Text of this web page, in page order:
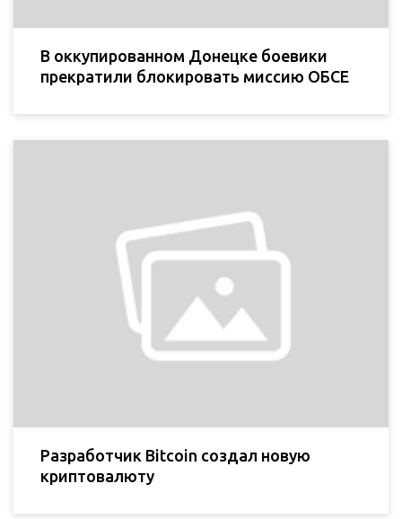
В оккупированном Донецке боевики
прекратили блокировать миссию ОБСЕ
Разработчик Bitcoin создал новую
криптовалюту